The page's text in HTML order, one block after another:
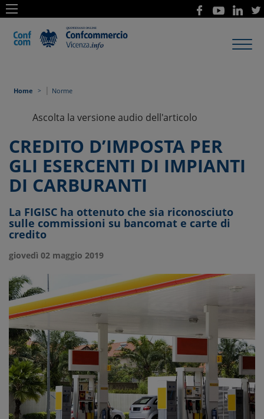
Home | Norme
Ascolta la versione audio dell'articolo
CREDITO D’IMPOSTA PER
GLI ESERCENTI DI IMPIANTI
DI CARBURANTI
La FIGISC ha ottenuto che sia riconosciuto
sulle commissioni su bancomat e carte di
credito
giovedì 02 maggio 2019